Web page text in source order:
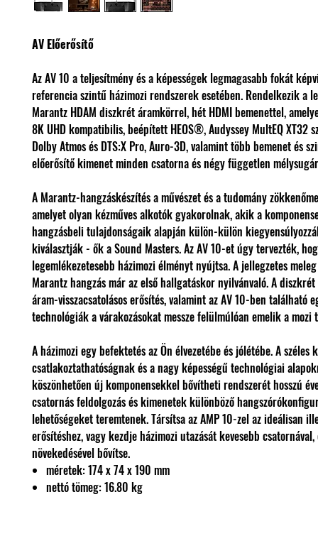
AV Előerősítő
Az AV 10 a teljesítmény és a képességek legmagasabb fokát
referencia szintű házimozi rendszerek esetében. Rendelkezik a
Marantz HDAM diszkrét áramkörrel, hét HDMI bemenettel,
8K UHD kompatibilis, beépített HEOS®, Audyssey MultEQ XT32
Dolby Atmos és DTS:X Pro, Auro-3D, valamint több bemenet és
előerősítő kimenet minden csatorna és négy független
A Marantz-hangzáskészítés a művészet és a tudomány
amelyet olyan kézműves alkotók gyakorolnak, akik a
hangzásbeli tulajdonságaik alapján külön-külön
kiválasztják - ők a Sound Masters. Az AV 10-et úgy tervezték,
legemlékezetesebb házimozi élményt nyújtsa. A jellegzetes
Marantz hangzás már az első hallgatáskor nyilvánvaló. A diszkrét
áram-visszacsatolásos erősítés, valamint az AV 10-ben található
technológiák a várakozásokat messze felülmúlóan emelik a mozi
A házimozi egy befektetés az Ön élvezetébe és jólétébe. A széles
csatlakoztathatóságnak és a nagy képességű technológiai
köszönhetően új komponensekkel bővítheti rendszerét hosszú
csatornás feldolgozás és kimenetek különböző
lehetőségeket teremtenek. Társítsa az AMP 10-zel az ideálisan
erősítéshez, vagy kezdje házimozi utazását kevesebb
növekedésével bővítse.
méretek: 174 x 74 x 190 mm
nettó tömeg: 16.80 kg